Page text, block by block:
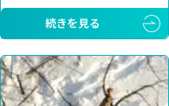
続きを見る